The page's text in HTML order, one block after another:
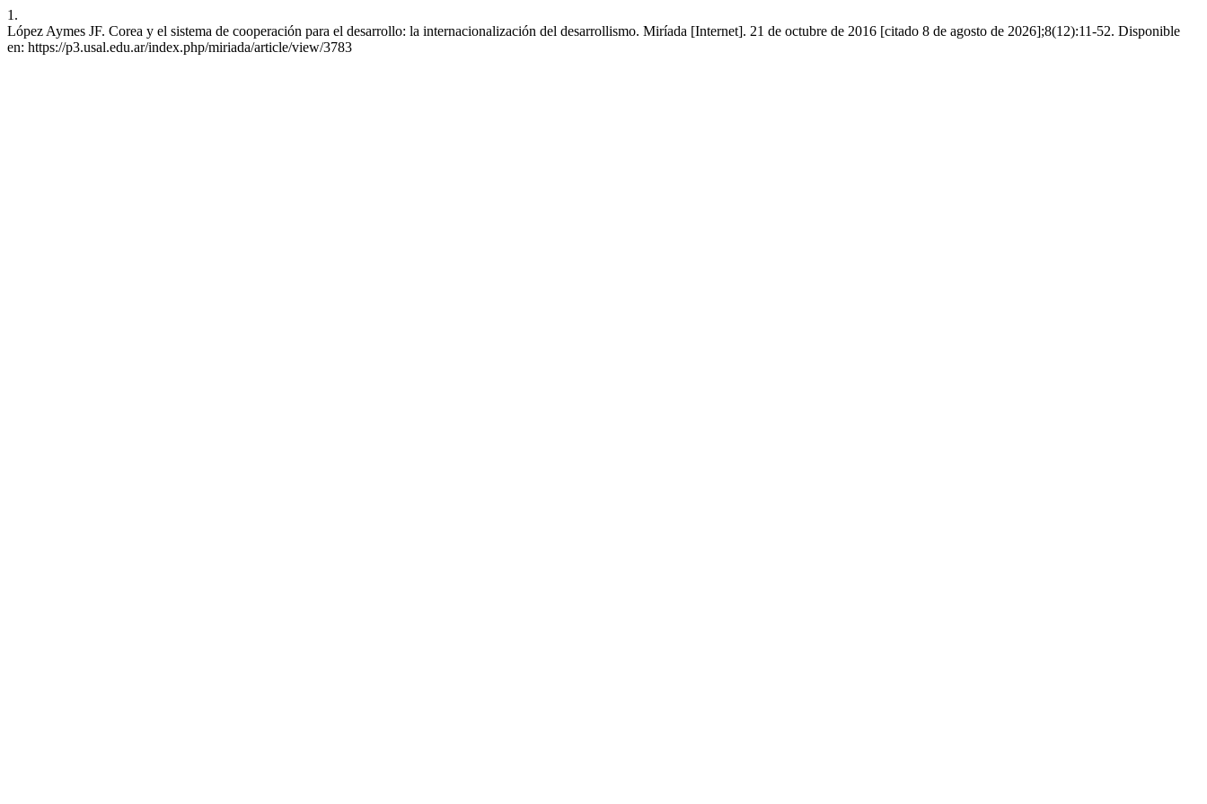
1.
López Aymes JF. Corea y el sistema de cooperación para el desarrollo: la internacionalización del desarrollismo. Miríada [Internet]. 21 de octubre de 2016 [citado 8 de agosto de 2026];8(12):11-52. Disponible
en: https://p3.usal.edu.ar/index.php/miriada/article/view/3783